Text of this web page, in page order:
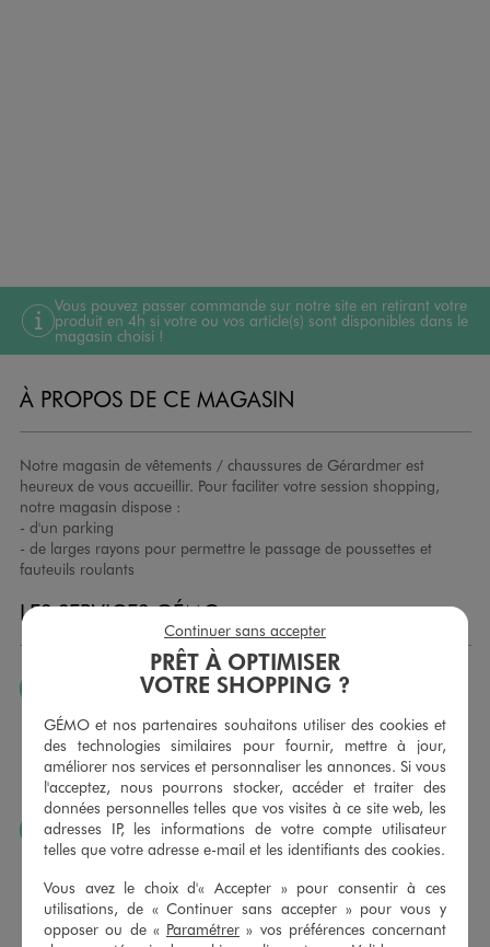
Vous pouvez passer commande sur notre site en retirant votre
produit en 4h si votre ou vos article(s) sont disponibles dans le
magasin choisi !
À PROPOS DE CE MAGASIN
Notre magasin de vêtements / chaussures de Gérardmer est
heureux de vous accueillir. Pour faciliter votre session shopping,
notre magasin dispose :
- d'un parking
- de larges rayons pour permettre le passage de poussettes et
fauteuils roulants
LES SERVICES GÉMO
JE PEUX CHANGER D’AVIS
Nous échangeons et vous proposons un avoir ou un
remboursement pour tout article non porté, non retouché,
sous 30 jours, sur simple présentation du ticket de caisse,
dans tous les magasins GÉMO.
JE PEUX FAIRE RETOUCHER MES ARTICLES
Ourlets, ceintures… vous avez la possibilité de faire
retoucher vos articles textiles dans nos magasins. Les tarifs
sont à votre disposition sur simple demande. Voir
conditions en magasins.
PRÊT À OPTIMISER
VOTRE SHOPPING ?
GÉMO et nos partenaires souhaitons utiliser des cookies et
des technologies similaires pour fournir, mettre à jour,
améliorer nos services et personnaliser les annonces. Si vous
l'acceptez, nous pourrons stocker, accéder et traiter des
données personnelles telles que vos visites à ce site web, les
adresses IP, les informations de votre compte utilisateur
telles que votre adresse e-mail et les identifiants des cookies.
Vous avez le choix d'« Accepter » pour consentir à ces
utilisations, de « Continuer sans accepter » pour vous y
opposer ou de « Paramétrer » vos préférences concernant
Continuer sans accepter